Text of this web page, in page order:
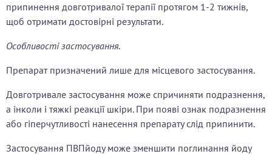
припинення довготривалої терапії протягом 1-2 тижнів,
щоб отримати достовірні результати.
Особливості застосування.
Препарат призначений лише для місцевого застосування.
Довготривале застосування може спричиняти подразнення,
а інколи і тяжкі реакції шкіри. При появі ознак подразнення
або гіперчутливості нанесення препарату слід припинити.
Застосування ПВПйоду може зменшити поглинання йоду